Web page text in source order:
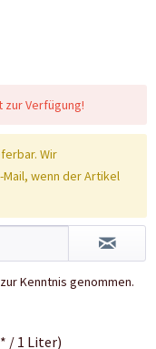
Verfügung!
Wir
wenn der Artikel
zur Kenntnis genommen.
/ 1 Liter)